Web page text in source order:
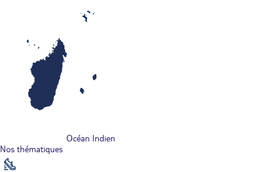
Océan Indien
Nos thématiques